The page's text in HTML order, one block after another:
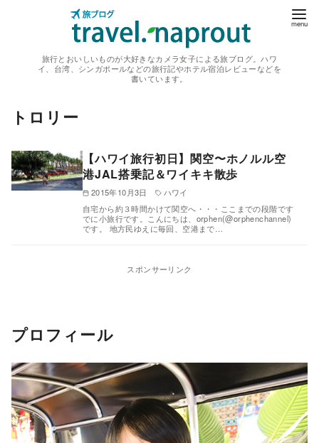
旅行とおいしいものが大好きなカメラ女子による旅ブログ。ハワ
イ、台湾、シンガポールなどの旅行記やホテル宿泊レビューなどを
書いています。
トロリー
【ハワイ旅行初日】関空〜ホノルル空
港JAL搭乗記＆ワイキキ散歩
2015年10月3日
ハワイ
自宅から約３時間かけて関空へ・・・ここまでの段階です
でに小旅行です。こんにちは、orphen(@orphenchannel)
です。 地方民ゆえに毎回、空港まで…
スポンサーリンク
プロフィール